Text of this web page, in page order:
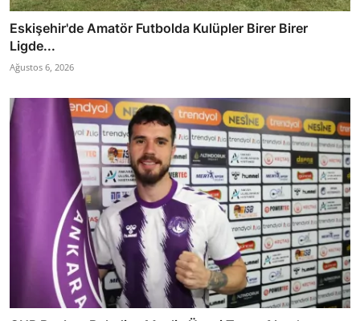
Eskişehir'de Amatör Futbolda Kulüpler Birer Birer
Ligde...
Ağustos 6, 2026